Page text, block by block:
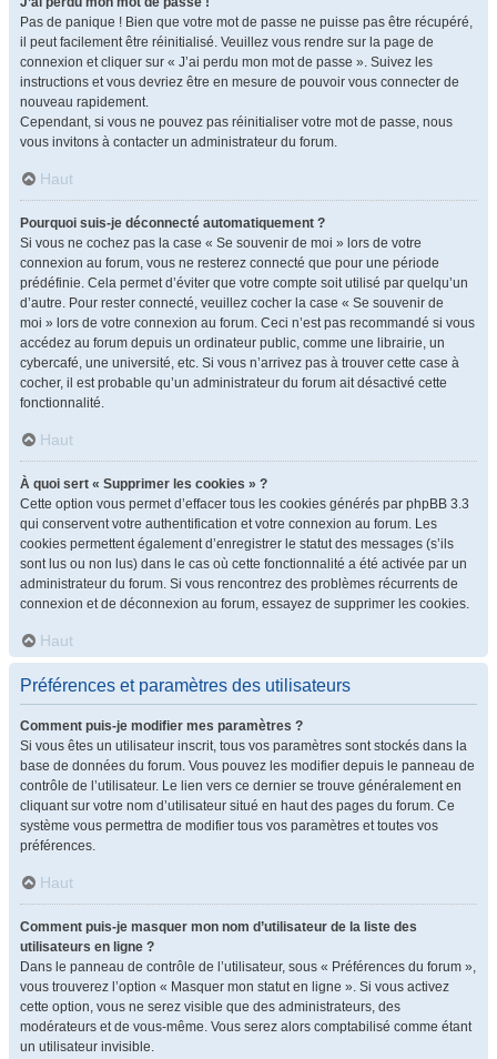
Pas de panique ! Bien que votre mot de passe ne puisse pas être récupéré,
il peut facilement être réinitialisé. Veuillez vous rendre sur la page de
connexion et cliquer sur « J’ai perdu mon mot de passe ». Suivez les
instructions et vous devriez être en mesure de pouvoir vous connecter de
nouveau rapidement.
Cependant, si vous ne pouvez pas réinitialiser votre mot de passe, nous
vous invitons à contacter un administrateur du forum.
Haut
Pourquoi suis-je déconnecté automatiquement ?
Si vous ne cochez pas la case « Se souvenir de moi » lors de votre
connexion au forum, vous ne resterez connecté que pour une période
prédéfinie. Cela permet d’éviter que votre compte soit utilisé par quelqu’un
d’autre. Pour rester connecté, veuillez cocher la case « Se souvenir de
moi » lors de votre connexion au forum. Ceci n’est pas recommandé si vous
accédez au forum depuis un ordinateur public, comme une librairie, un
cybercafé, une université, etc. Si vous n’arrivez pas à trouver cette case à
cocher, il est probable qu’un administrateur du forum ait désactivé cette
fonctionnalité.
Haut
À quoi sert « Supprimer les cookies » ?
Cette option vous permet d’effacer tous les cookies générés par phpBB 3.3
qui conservent votre authentification et votre connexion au forum. Les
cookies permettent également d’enregistrer le statut des messages (s’ils
sont lus ou non lus) dans le cas où cette fonctionnalité a été activée par un
administrateur du forum. Si vous rencontrez des problèmes récurrents de
connexion et de déconnexion au forum, essayez de supprimer les cookies.
Haut
Préférences et paramètres des utilisateurs
Comment puis-je modifier mes paramètres ?
Si vous êtes un utilisateur inscrit, tous vos paramètres sont stockés dans la
base de données du forum. Vous pouvez les modifier depuis le panneau de
contrôle de l’utilisateur. Le lien vers ce dernier se trouve généralement en
cliquant sur votre nom d’utilisateur situé en haut des pages du forum. Ce
système vous permettra de modifier tous vos paramètres et toutes vos
préférences.
Haut
Comment puis-je masquer mon nom d’utilisateur de la liste des
utilisateurs en ligne ?
Dans le panneau de contrôle de l’utilisateur, sous « Préférences du forum »,
vous trouverez l’option « Masquer mon statut en ligne ». Si vous activez
cette option, vous ne serez visible que des administrateurs, des
modérateurs et de vous-même. Vous serez alors comptabilisé comme étant
un utilisateur invisible.